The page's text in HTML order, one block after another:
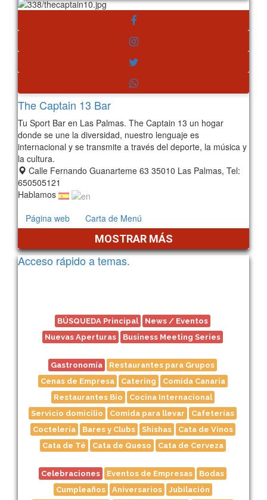
The Captain 13 Bar
Tu Sport Bar en Las Palmas. The Captain 13 un hogar
donde se une la diversidad, nuestro lenguaje es
internacional y se transmite a través del deporte, la música y
la cultura.
Calle Fernando Guanarteme 63 35010 Las Palmas, Tel:
650505121
Hablamos
Página web
Carta de Menú
MOSTRAR MÁS
Acceso rápido a temas.
BÚSQUEDA Principal
News / Eventos
Nuevas Aperturas
Business Meeting Series
Gastronomía
Restaurantes para Grupos
Cenas de Empresa
Catering
Comida Canaria
Restaurantes Bio
Cocina Internacional
Servicio domicilio
Comida para llevar
Cafeterías
Coctelería
Bares y Clubs Shishas
Cata de Vinos
Cata de Té
Cata de Queso Cata de Cerveza
Celebraciones Eventos de Empresas
Bodas
Cumpleaños
Aniversarios
Jubilación